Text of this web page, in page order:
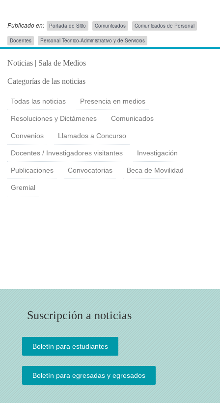
Noticias | Sala de Medios
Categorías de las noticias
Todas las noticias Presencia en medios
Resoluciones y Dictámenes Comunicados
Convenios Llamados a Concurso
Docentes / Investigadores visitantes Investigación
Publicaciones Convocatorias Beca de Movilidad
Gremial
Publicado en: Portada de Sitio Comunicados Comunicados de Personal
Público
Objetivo
Docentes Personal Técnico-Administrativo y de Servicios
Publicado elJueves 28 Mayo, 2026
Suscripción a noticias